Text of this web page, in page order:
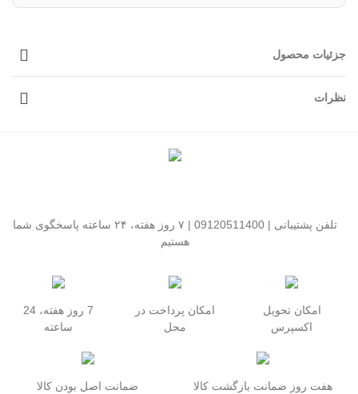
جزئیات محصول
نظرات
تلفن پشتیبانی | 09120511400 | ۷ روز هفته، ۲۴ ساعته پاسخگوی شما
هستیم
امکان تحویل
اکسپرس
امکان پرداخت در
محل
7 روز هفته، 24
ساعته
هفت روز ضمانت بازگشت کالا ضمانت اصل بودن کالا